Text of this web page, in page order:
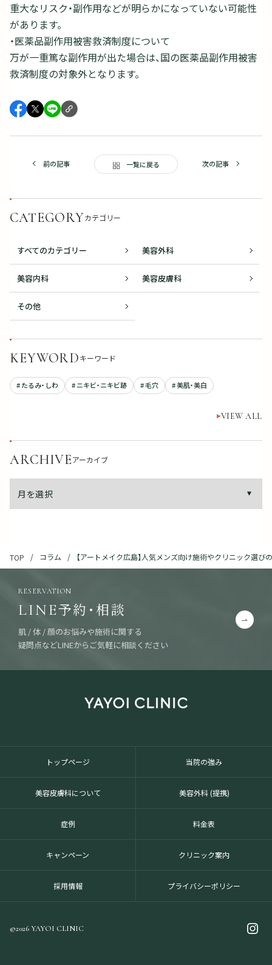
重大なリスク・副作用などが明らかになっていない可能性
があります。
・医薬品副作用被害救済制度について
万が一重篤な副作用が出た場合は、国の医薬品副作用被害
救済制度の対象外となります。
前の記事 一覧に戻る 次の記事
CATEGORYカテゴリー
すべてのカテゴリー 美容外科
美容内科 美容皮膚科
その他
KEYWORDキーワード
# たるみ・しわ # ニキビ・ニキビ跡 # 毛穴 # 美肌・美白
VIEW ALL
ARCHIVEアーカイブ
TOP コラム 【アートメイク広島】人気メンズ向け施術やクリニック選び
LINE予約・相談
RESERVATION
肌 / 体 / 顔のお悩みや施術に関する
疑問点などLINEからご気軽に相談ください
トップページ 当院の強み
美容皮膚科について 美容外科 (提携)
症例 料金表
キャンペーン クリニック案内
採用情報 プライバシーポリシー
©2026 YAYOI CLINIC